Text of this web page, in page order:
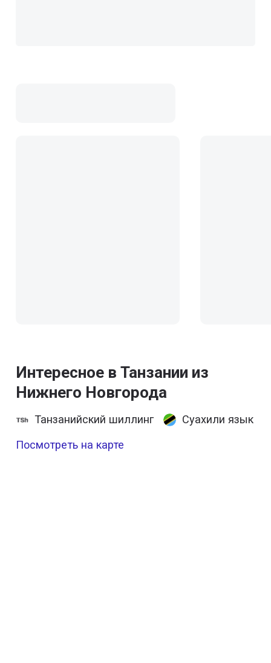
Интересное в Танзании из
Нижнего Новгорода
Танзанийский шиллинг
Суахили язык
Посмотреть на карте